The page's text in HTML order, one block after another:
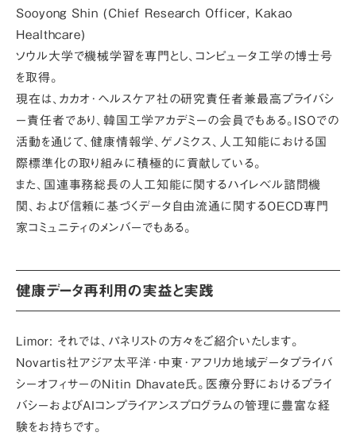
Sooyong Shin (Chief Research Officer, Kakao
Healthcare)
ソウル大学で機械学習を専門とし、コンピュータ工学の博士号
を取得。
現在は、カカオ･ヘルスケア社の研究責任者兼最高プライバシ
ー責任者であり、韓国工学アカデミーの会員でもある。ISOでの
活動を通じて、健康情報学、ゲノミクス、人工知能における国
際標準化の取り組みに積極的に貢献している。
また、国連事務総長の人工知能に関するハイレベル諮問機
関、および信頼に基づくデータ自由流通に関するOECD専門
家コミュニティのメンバーでもある。
健康データ再利用の実益と実践
Limor: それでは、パネリストの方々をご紹介いたします。
Novartis社アジア太平洋･中東･アフリカ地域データプライバ
シーオフィサーのNitin Dhavate氏。医療分野におけるプライ
バシーおよびAIコンプライアンスプログラムの管理に豊富な経
験をお持ちです。